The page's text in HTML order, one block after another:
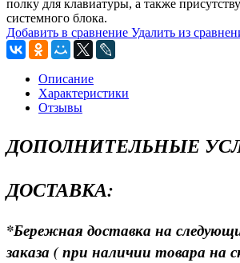
полку для клавиатуры, а также
системного блока.
Добавить в сравнение Удалить из
Описание
Характеристики
Отзывы
ДОПОЛНИТЕЛЬНЫЕ
ДОСТАВКА:
*Бережная доставка на
заказа ( при наличии товара на